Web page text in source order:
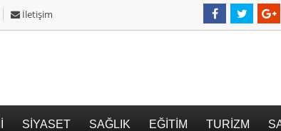
İletişim
SİYASET SAĞLIK EĞİTİM TURİZM